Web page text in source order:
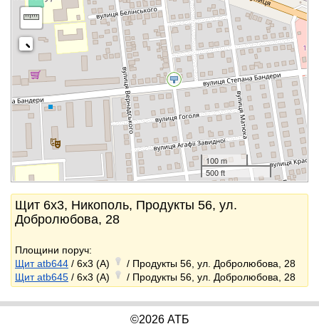
100 m
500 ft
Щит 6x3, Никополь, Продукты 56, ул.
Добролюбова, 28
Площини поруч:
Щит atb644 / 6x3 (A)
/ Продукты 56, ул. Добролюбова, 28
Щит atb645 / 6x3 (A) / Продукты 56, ул. Добролюбова, 28
©2026 АТБ